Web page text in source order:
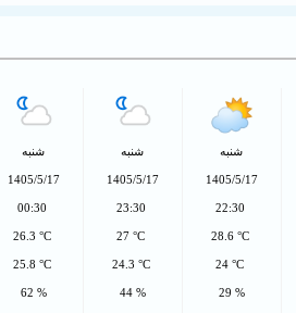
شنبه
1405/5/17
22:30
28.6 °C
24 °C
29 %
شنبه
1405/5/17
23:30
27 °C
24.3 °C
44 %
شنبه
1405/5/17
00:30
26.3 °C
25.8 °C
62 %